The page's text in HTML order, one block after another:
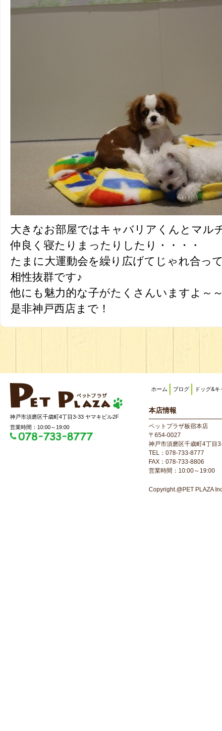
大きなお部屋ではキャバリアくんとマル
仲良く寝たりまったりしたり・・・・
たまに大運動会を繰り広げてじゃれ合っ
相性抜群です♪
他にも魅力的な子がたくさんいますよ～
是非神戸西店まで！
神戸市須磨区千歳町4丁目3-33 ヤマキビル2F
営業時間：10:00～19:00
ホーム ブログ ドッグ&キ
本店情報
ペットプラザ板宿本店
〒654-0027
神戸市須磨区千歳町4丁目
TEL：078-733-8777
FAX：078-733-8806
営業時間：10:00～19:00
Copyright.@PET PLAZA